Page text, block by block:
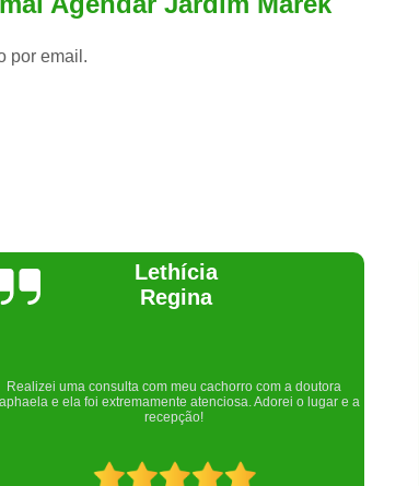
por email.
Joelma Lilian
lugar maravilhoso. Sempre serei grata pelo que fizeram por
nós!